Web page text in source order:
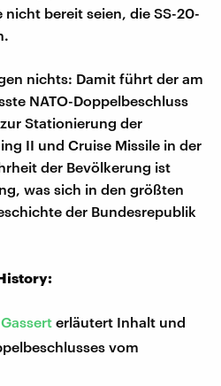
bereit seien, die SS-20-
nichts: Damit führt der am
NATO-Doppelbeschluss
Stationierung der
II und Cruise Missile in der
der Bevölkerung ist
was sich in den größten
der Bundesrepublik
erläutert Inhalt und
vom